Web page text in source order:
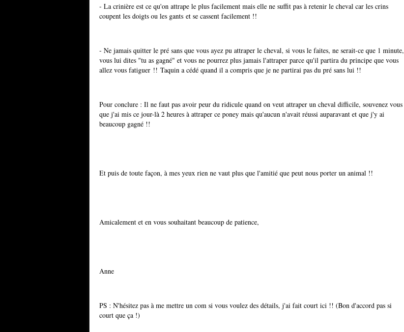
- La crinière est ce qu'on attrape le plus facilement mais elle ne suffit pas à retenir le cheval car les crins
coupent les doigts ou les gants et se cassent facilement !!
- Ne jamais quitter le pré sans que vous ayez pu attraper le cheval, si vous le faites, ne serait-ce que 1 minute,
vous lui dites "tu as gagné" et vous ne pourrez plus jamais l'attraper parce qu'il partira du principe que vous
allez vous fatiguer !! Taquin a cédé quand il a compris que je ne partirai pas du pré sans lui !!
Pour conclure : Il ne faut pas avoir peur du ridicule quand on veut attraper un cheval difficile, souvenez vous
que j'ai mis ce jour-là 2 heures à attraper ce poney mais qu'aucun n'avait réussi auparavant et que j'y ai
beaucoup gagné !!
Et puis de toute façon, à mes yeux rien ne vaut plus que l'amitié que peut nous porter un animal !!
Amicalement et en vous souhaitant beaucoup de patience,
Anne
PS : N'hésitez pas à me mettre un com si vous voulez des détails, j'ai fait court ici !! (Bon d'accord pas si
court que ça !)